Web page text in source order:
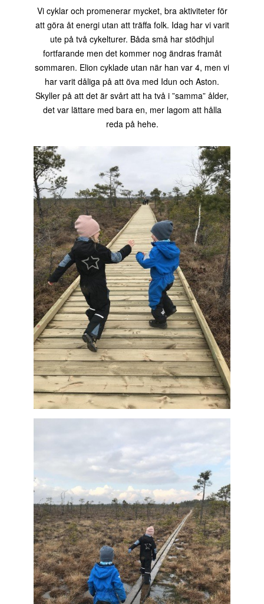
Vi cyklar och promenerar mycket, bra aktiviteter för
att göra åt energi utan att träffa folk. Idag har vi varit
ute på två cykelturer. Båda små har stödhjul
fortfarande men det kommer nog ändras framåt
sommaren. Elion cyklade utan när han var 4, men vi
har varit dåliga på att öva med Idun och Aston.
Skyller på att det är svårt att ha två i ”samma” ålder,
det var lättare med bara en, mer lagom att hålla
reda på hehe.